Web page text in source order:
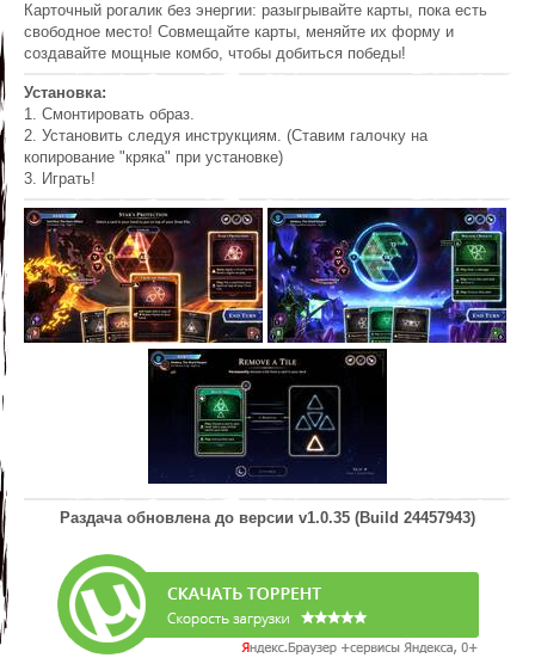
Карточный рогалик без энергии: разыгрывайте карты, пока есть
свободное место! Совмещайте карты, меняйте их форму и
создавайте мощные комбо, чтобы добиться победы!
Установка:
1. Смонтировать образ.
2. Установить следуя инструкциям. (Ставим галочку на
копирование "кряка" при установке)
3. Играть!
Раздача обновлена до версии v1.0.35 (Build 24457943)